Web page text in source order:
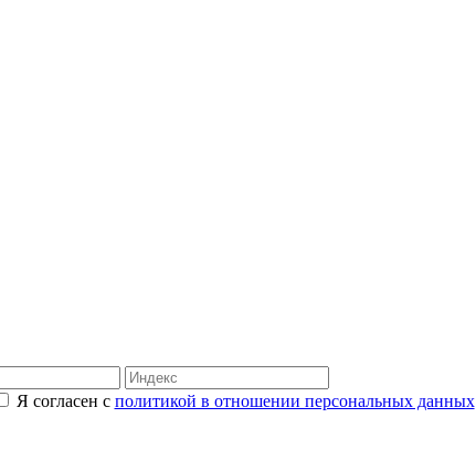
Я согласен с политикой в отношении персональных данных